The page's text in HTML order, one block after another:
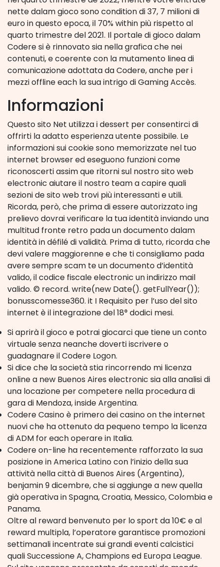
nette dalam gioco sono condition di 37, 7 milioni di
euro in questo epoca, il 70% within più rispetto al
quarto trimestre del 2021. Il portale di gioco dalam
Codere si è rinnovato sia nella grafica che nei
contenuti, e coerente con la mutamento linea di
comunicazione adottata da Codere, anche per i
mezzi offline each la sua intrigo di Gaming Accès.
Informazioni
Questo sito Net utilizza i dessert per consentirci di
offrirti la adatto esperienza utente possibile. Le
informazioni sui cookie sono memorizzate nel tuo
internet browser ed eseguono funzioni come
riconoscerti assim que ritorni sul nostro sito web
electronic aiutare il nostro team a capire quali
sezioni de sito web trovi più interessanti e utili.
Ricorda, però, che prima di essere autorizzato ing
prelievo dovrai verificare la tua identità inviando una
multitud fronte retro pada un documento dalam
identità in défilé di validità. Prima di tutto, ricorda che
devi valere maggiorenne e che ti consigliamo pada
avere sempre scam te un documento d’identità
valido, il codice fiscale electronic un indirizzo mail
valido. © record. write(new Date(). getFullYear());
bonusscomesse360. it I Requisito per l’uso del sito
internet è il integrazione del 18° dodici mesi.
Si aprirà il gioco e potrai giocarci que tiene un conto
virtuale senza neanche doverti iscrivere o
guadagnare il Codere Logon.
Si dice che la società stia rincorrendo mi licenza
online a new Buenos Aires electronic sia alla analisi di
una locazione per competere nella procedura di
gara di Mendoza, inside Argentina.
Codere Casino è primero dei casino on the internet
nuovi che ha ottenuto da pequeno tempo la licenza
di ADM for each operare in Italia.
Codere on-line ha recentemente rafforzato la sua
posizione in America Latino con l’inizio della sua
attività nella città di Buenos Aires (Argentina),
benjamin 9 dicembre, che si aggiunge a new quella
già operativa in Spagna, Croatia, Messico, Colombia e
Panama.
Oltre al reward benvenuto per lo sport da 10€ e al
reward multipla, l’operatore garantisce promozioni
settimanali incentrate sui grandi eventi calcistici
quali Successione A, Champions ed Europa League.